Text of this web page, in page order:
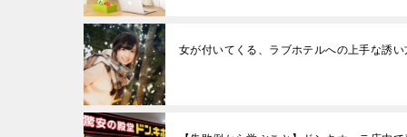
女が付いてくる、ラブホテルへの上手な誘い